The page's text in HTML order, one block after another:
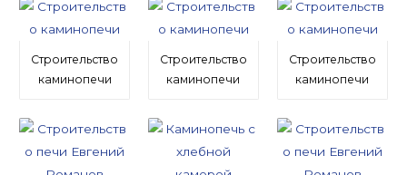
Строительство
каминопечи
Строительство
каминопечи
Строительство
каминопечи